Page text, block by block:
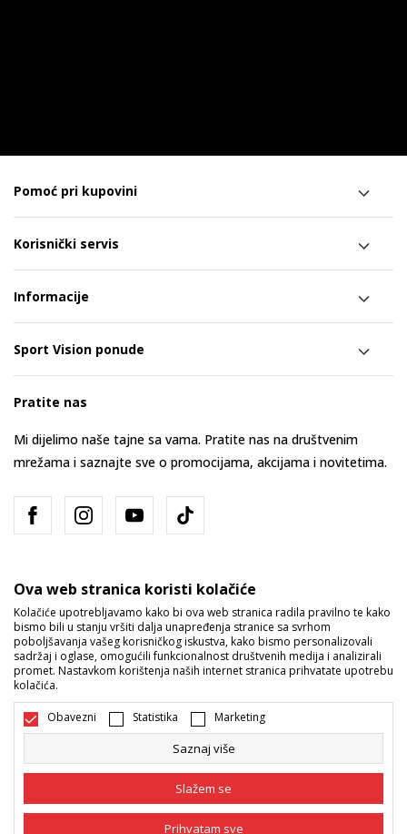
Pomoć pri kupovini
Korisnički servis
Informacije
Sport Vision ponude
Pratite nas
Mi dijelimo naše tajne sa vama. Pratite nas na društvenim
mrežama i saznajte sve o promocijama, akcijama i novitetima.
Bosna i Hercegovina Promijenite
Nastojimo da budemo što precizniji u opisu proizvoda, prikazu slika i
i bez grešaka. Svi artikli prikazani na sajtu su dio naše ponude i ne
podrazumijeva da su dostupni u svakom trenutku. Raspoloživost robe
možete provjeriti pozivom na broj 055/490-400.
Ova web stranica koristi kolačiće
Kolačiće upotrebljavamo kako bi ova web stranica radila pravilno te kako
bismo bili u stanju vršiti dalja unapređenja stranice sa svrhom
poboljšavanja vašeg korisničkog iskustva, kako bismo personalizovali
sadržaj i oglase, omogućili funkcionalnost društvenih medija i analizirali
promet. Nastavkom korištenja naših internet stranica prihvatate upotrebu
kolačića.
Obavezni Statistika Marketing
Saznaj više
Slažem se
Prihvatam sve